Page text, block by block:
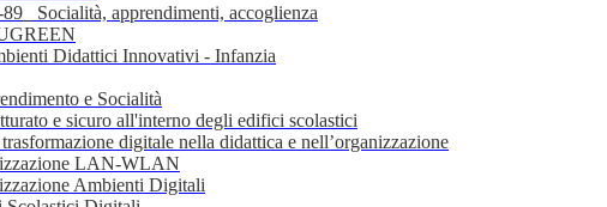
Socialità, apprendimenti, accoglienza
Didattici Innovativi - Infanzia
e Socialità
e sicuro all'interno degli edifici scolastici
digitale nella didattica e nell’organizzazione
LAN-WLAN
Ambienti Digitali